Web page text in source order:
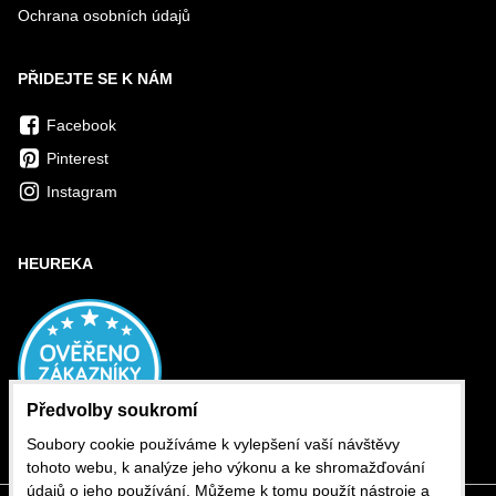
s překrouceným nebo zalomeným síťovým kabelem.
Nikdy nestrkejte cizí předměty do otvorů zařízení.
nebo v prostředí, kde se produkují plyny.
Ochrana osobních údajů
PŘIDEJTE SE K NÁM
Facebook
Pinterest
Instagram
HEUREKA
Předvolby soukromí
Soubory cookie používáme k vylepšení vaší návštěvy
tohoto webu, k analýze jeho výkonu a ke shromažďování
údajů o jeho používání. Můžeme k tomu použít nástroje a